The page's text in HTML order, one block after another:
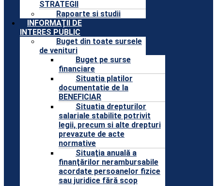
STRATEGII
Rapoarte si studii
INFORMAȚII DE
INTERES PUBLIC
Buget din toate sursele
de venituri
Buget pe surse
financiare
Situatia platilor
documentatie de la
BENEFICIAR
Situatia drepturilor
salariale stabilite potrivit
legii, precum si alte drepturi
prevazute de acte
normative
Situaţia anuală a
finanţărilor nerambursabile
acordate persoanelor fizice
sau juridice fără scop